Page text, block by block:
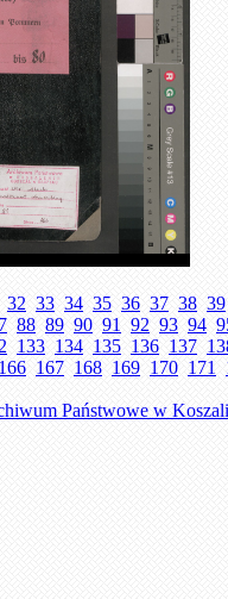
32 33 34 35 36 37 38 39
88 89 90 91 92 93 94
133 134 135 136 137
166 167 168 169 170 171
Państwowe w